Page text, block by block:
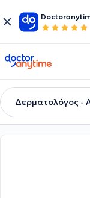
doctoranytime
Δερματολόγος -